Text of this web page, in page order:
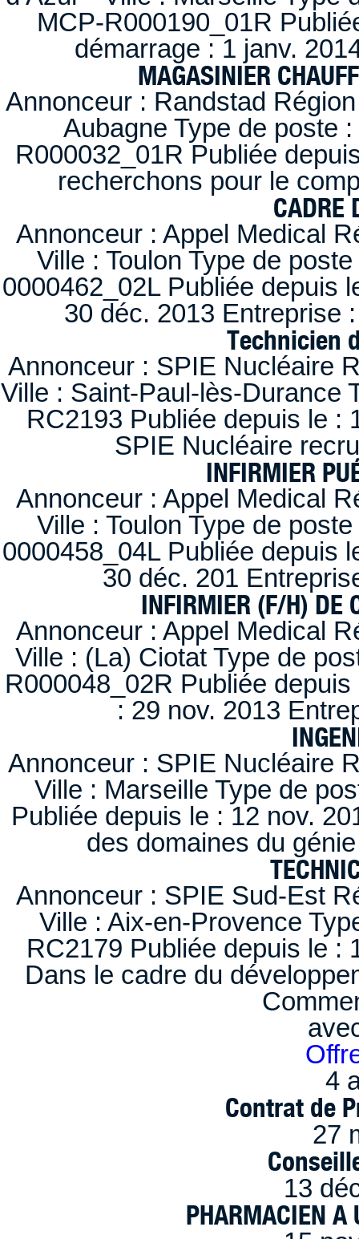
MCP-R000190_01R
démarrage : 1 janv.
MAGASINIER
Annonceur : Randstad
Aubagne Type de poste
R000032_01R Publiée
recherchons pour le
CADRE
Annonceur : Appel Medical
Ville : Toulon Type de
0000462_02L Publiée depuis
30 déc. 2013
Technicien
Annonceur : SPIE Nucléaire
Ville : Saint-Paul-lès-Durance
RC2193 Publiée depuis le :
SPIE Nucléaire
INFIRMIER
Annonceur : Appel Medical
Ville : Toulon Type de
0000458_04L Publiée depuis
30 déc. 201
INFIRMIER (F/H) DE
Annonceur : Appel Medical
Ville : (La) Ciotat Type de
R000048_02R Publiée
: 29 nov. 2013
Annonceur : SPIE Nucléaire
Ville : Marseille Type de
Publiée depuis le : 12 nov.
des domaines du
Annonceur : SPIE Sud-Est
Ville : Aix-en-Provence
RC2179 Publiée depuis le :
Dans le cadre du
4
Contrat de
27
13
PHARMACIEN A